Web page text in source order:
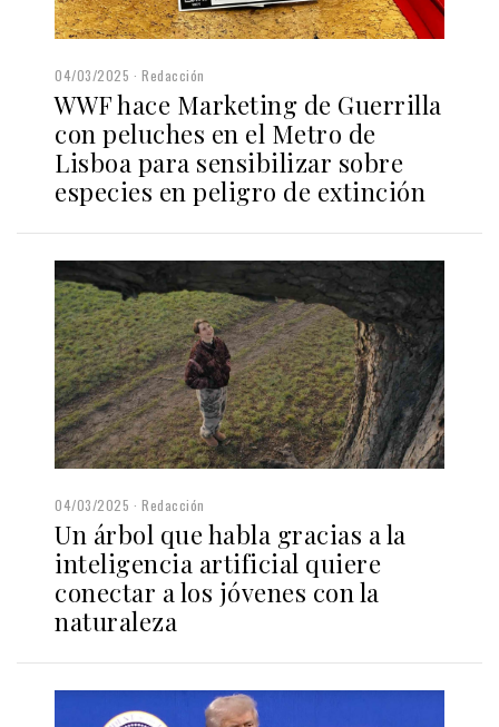
04/03/2025 Redacción
WWF hace Marketing de Guerrilla
con peluches en el Metro de
Lisboa para sensibilizar sobre
especies en peligro de extinción
04/03/2025 Redacción
Un árbol que habla gracias a la
inteligencia artificial quiere
conectar a los jóvenes con la
naturaleza